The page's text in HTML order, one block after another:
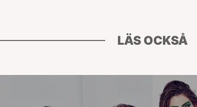
LÄS OCKSÅ